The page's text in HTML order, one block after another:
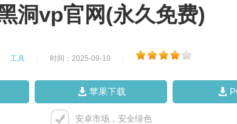
洞vp官网(永久免费)
工具 时间：2025-09-10
苹果下载
安卓市场，安全绿色